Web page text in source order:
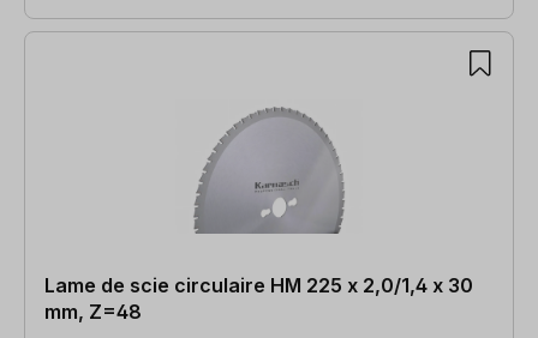
Lame de scie circulaire HM 225 x 2,0/1,4 x 30
mm, Z=48